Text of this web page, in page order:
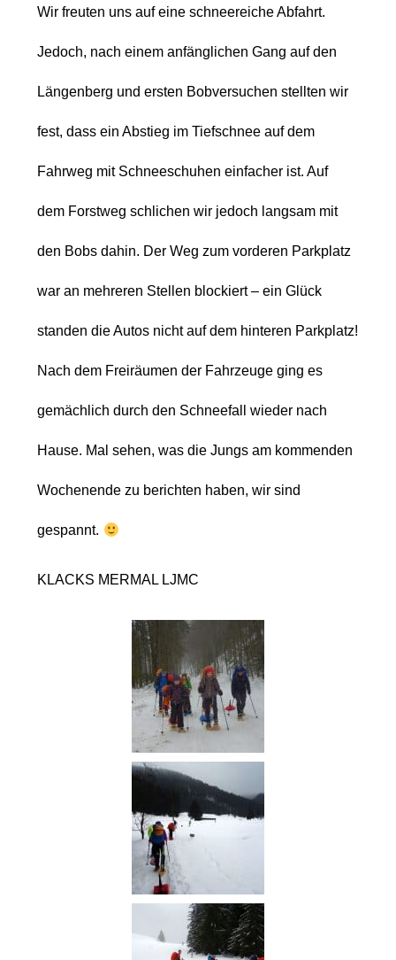
Wir freuten uns auf eine schneereicheAbfahrt.
Jedoch, nach einem anfänglichen Gang auf den
Längenberg und ersten Bobversuchen stellten wir
fest, dass ein Abstieg im Tiefschnee auf dem
Fahrweg mit Schneeschuhen einfacher ist. Auf
dem Forstweg schlichen wir jedoch langsam mit
den Bobs dahin. Der Weg zum vorderen Parkplatz
war an mehreren Stellen blockiert – ein Glück
standen die Autos nicht auf dem hinteren Parkplatz!
Nachdem Freiräumen der Fahrzeuge ging es
gemächlich durch den Schneefall wieder nach
Hause. Mal sehen, was die Jungs am kommenden
Wochenende zu berichten haben, wir sind
gespannt.
KLACKS MERMAL LJMC